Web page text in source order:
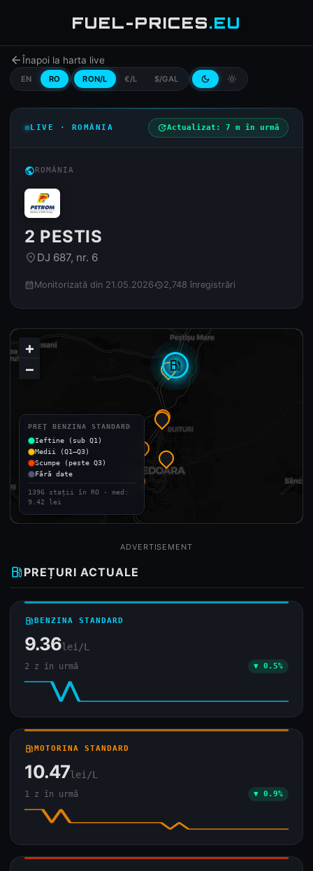
FUEL-PRICES.EU
arrow_backÎnapoi la harta live
EN RO RON/L €/L $/GAL dark_mode light_mode
LIVE · ROMÂNIA updateActualizat: 7 m în urmă
publicROMÂNIA
2 PESTIS
place DJ 687, nr. 6
calendar_month Monitorizată din 21.05.2026history2,748 înregistrări
local_gas_station
+
−
PREȚ BENZINA STANDARD
Ieftine (sub Q1)
Medii (Q1–Q3)
Scumpe (peste Q3)
Fără date
1396 stații în RO · med:
9.42 lei
ADVERTISEMENT
local_gas_station PREȚURI ACTUALE
local_gas_stationBENZINA STANDARD
9.36lei/L
2 z în urmă ▼ 0.5%
local_gas_stationMOTORINA STANDARD
10.47lei/L
1 z în urmă ▼ 0.9%